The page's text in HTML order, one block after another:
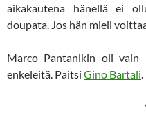
aikakautena hänellä ei
doupata. Jos hän mieli
Marco Pantanikin oli vain
enkeleitä. Paitsi Gino Bartali.